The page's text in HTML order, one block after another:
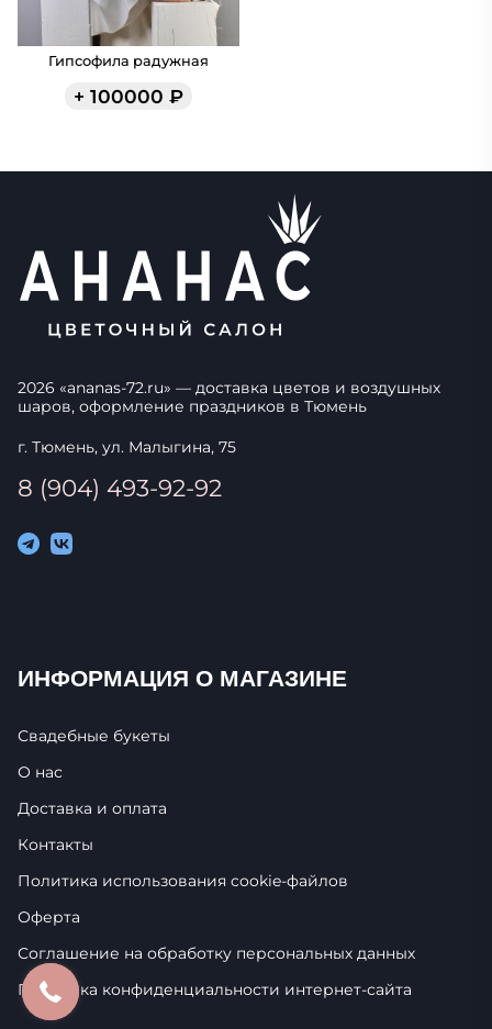
Гипсофила радужная
+ 100000 ₽
2026 «ananas-72.ru» — доставка цветов и воздушных
шаров, оформление праздников в Тюмень
г. Тюмень, ул. Малыгина, 75
8 (904) 493-92-92
ИНФОРМАЦИЯ О МАГАЗИНЕ
Свадебные букеты
О нас
Доставка и оплата
Контакты
Политика использования cookie-фaйлoв
Оферта
Соглашение на обработку персональных данных
Политика конфиденциальности интернет-сайта